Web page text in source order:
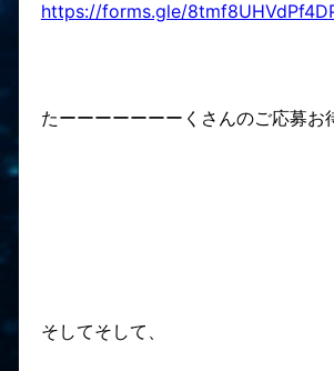
https://forms.gle/
たーーーーーーーくさんのご応募
そしてそして、